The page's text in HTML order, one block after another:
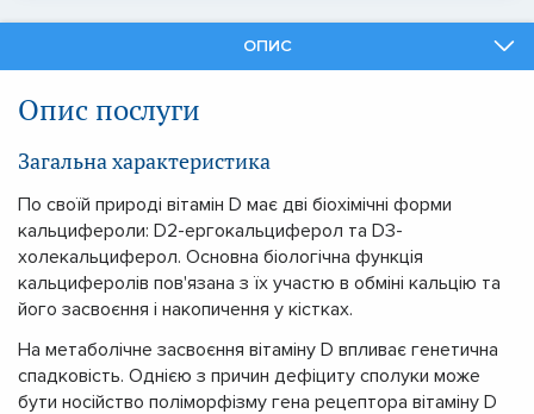
ОПИС
Опис послуги
Загальна характеристика
По своїй природі вітамін D має дві біохімічні форми
кальцифероли: D2-ергокальциферол та D3-
холекальциферол. Основна біологічна функція
кальциферолів пов'язана з їх участю в обміні кальцію та
його засвоєння і накопичення у кістках.
На метаболічне засвоєння вітаміну D впливає генетична
спадковість. Однією з причин дефіциту сполуки може
бути носійство поліморфізму гена рецептора вітаміну D